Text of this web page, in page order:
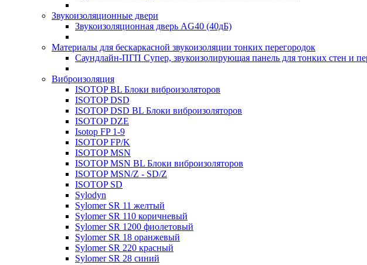
Звукоизоляционные двери
Звукоизоляционная дверь AG40 (40дБ)
Материалы для бескаркасной звукоизоляции тонких перегородок
Саундлайн-ПГП Супер, звукоизолирующая панель для тонких стен и
Виброизоляция
ISOTOP BL Блоки виброизоляторов
ISOTOP DSD
ISOTOP DSD BL Блоки виброизоляторов
ISOTOP DZE
Isotop FP 1-9
ISOTOP FP/K
ISOTOP MSN
ISOTOP MSN BL Блоки виброизоляторов
ISOTOP MSN/Z - SD/Z
ISOTOP SD
Sylodyn
Sylomer SR 11 желтый
Sylomer SR 110 коричневый
Sylomer SR 1200 фиолетовый
Sylomer SR 18 оранжевый
Sylomer SR 220 красный
Sylomer SR 28 синий